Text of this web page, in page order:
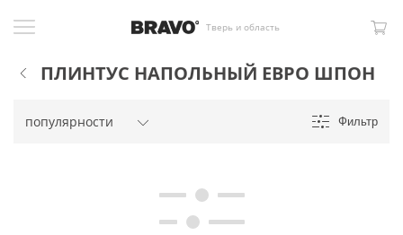
Тверь и область
ПЛИНТУС НАПОЛЬНЫЙ ЕВРО ШПОН
Фильтр